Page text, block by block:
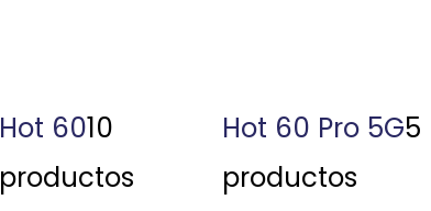
Hot 6010
productos
Hot 60 Pro 5G5
productos